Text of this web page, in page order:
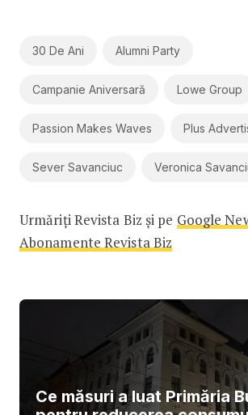
30 De Ani Alumni Party
Campanie Aniversară Lowe Group
Passion Makes Waves Plus
Sever Savanciuc Veronica
Urmăriți Revista Biz și pe Google
Abonamente Revista Biz
Ce măsuri a luat Primăria